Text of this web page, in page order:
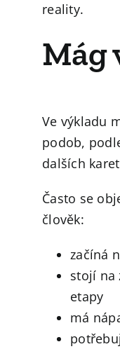
reality.
Mág
Ve výkladu
podob,
dalších
Často se
člověk:
začíná
stojí na
etapy
má